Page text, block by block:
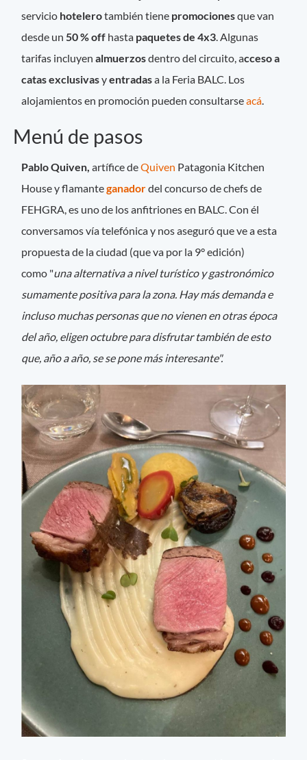
servicio hotelerotambién tiene promocionesque van
desde un 50 % off hasta paquetes de 4x3 . Algunas
tarifas incluyenalmuerzosdentro del circuito, acceso a
catas exclusivasyentradasa la Feria BALC. Los
alojamientos en promoción pueden consultarseacá
Menú de pasos
Pablo Quiven,artífice deQuiven Patagonia Kitchen
House y flamanteganadordel concurso de chefs de
FEHGRA, es uno de los anfitriones en BALC. Con él
conversamos vía telefónica y nos aseguró que ve a esta
propuesta de la ciudad (que va por la 9° edición)
como "una alternativa a nivel turístico y gastronómico
sumamente positiva para la zona. Hay más demanda e
incluso muchas personas que no vienen en otras época
del año, eligen octubre para disfrutar también de esto
que, año a año, se se pone más interesante".